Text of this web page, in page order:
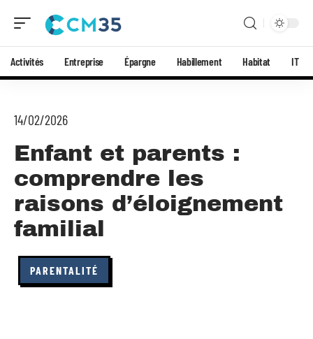
Activités Entreprise Épargne Habillement Habitat IT
14/02/2026
Enfant et parents :
comprendre les
raisons d’éloignement
familial
PARENTALITÉ